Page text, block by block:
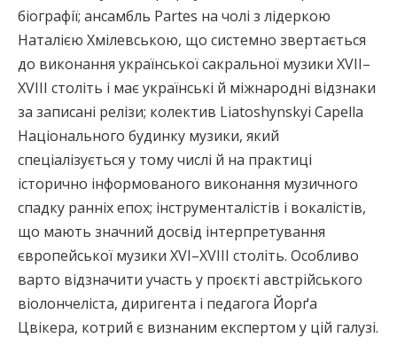
біографії; ансамбль Partes на чолі з лідеркою
Наталією Хмілевською, що системно звертається
до виконання української сакральної музики XVII–
XVIII століть і має українські й міжнародні відзнаки
за записані релізи; колектив Liatoshynskyi Capella
Національного будинку музики, який
спеціалізується у тому числі й на практиці
історично інформованого виконання музичного
спадку ранніх епох; інструменталістів і вокалістів,
що мають значний досвід інтерпретування
європейської музики XVI–XVIII століть. Особливо
варто відзначити участь у проєкті австрійського
віолончеліста, диригента і педагога Йорґа
Цвікера, котрий є визнаним експертом у цій галузі.